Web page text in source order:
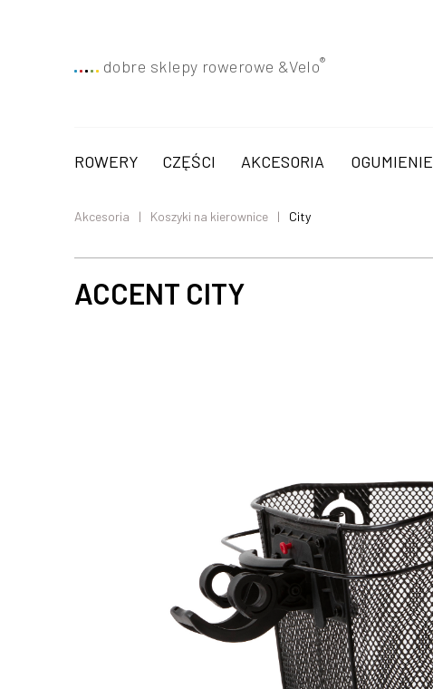
dobre sklepy rowerowe &Velo®
ROWERY CZĘŚCI AKCESORIA OGUMIENIE
Akcesoria Koszyki na kierownice City
ACCENT CITY